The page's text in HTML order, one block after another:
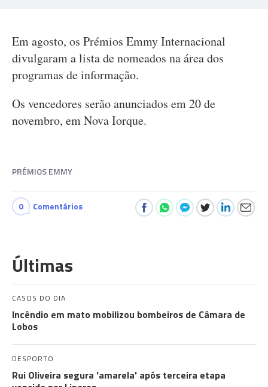
Em agosto, os Prémios Emmy Internacional
divulgaram a lista de nomeados na área dos
programas de informação.
Os vencedores serão anunciados em 20 de
novembro, em Nova Iorque.
PRÉMIOS EMMY
0 Comentários
Últimas
CASOS DO DIA
Incêndio em mato mobilizou bombeiros de Câmara de
Lobos
DESPORTO
Rui Oliveira segura 'amarela' após terceira etapa